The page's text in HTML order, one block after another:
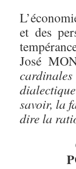
et des
José
savoir, la
dire la